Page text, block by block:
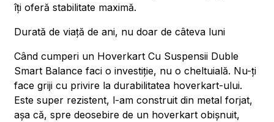
îți oferă stabilitate maximă.
Durată de viață de ani, nu doar de câteva luni
Când cumperi un Hoverkart Cu Suspensii Duble
Smart Balance faci o investiție, nu o cheltuială. Nu-ți
face griji cu privire la durabilitatea hoverkart-ului.
Este super rezistent, l-am construit din metal forjat,
așa că, spre deosebire de un hoverkart obișnuit,